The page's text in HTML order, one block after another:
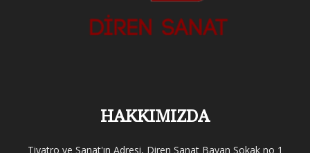
HAKKIMIZDA
Tiyatro ve Sanat'ın Adresi, Diren Sanat Bayan Sokak no 1